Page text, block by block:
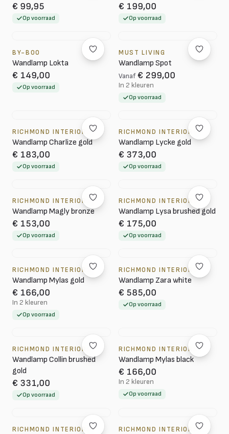
€ 99,95
Op voorraad
€ 199,00
Op voorraad
BY-BOO
Wandlamp Lokta
€ 149,00
Op voorraad
MUST LIVING
Wandlamp Spot
Vanaf € 299,00
In 2 kleuren
Op voorraad
RICHMOND INTERIORS
Wandlamp Charlize gold
€ 183,00
Op voorraad
RICHMOND INTERIORS
Wandlamp Lycke gold
€ 373,00
Op voorraad
RICHMOND INTERIORS
Wandlamp Magly bronze
€ 153,00
Op voorraad
RICHMOND INTERIORS
Wandlamp Lysa brushed gold
€ 175,00
Op voorraad
RICHMOND INTERIORS
Wandlamp Mylas gold
€ 166,00
In 2 kleuren
Op voorraad
RICHMOND INTERIORS
Wandlamp Zara white
€ 585,00
Op voorraad
RICHMOND INTERIORS
Wandlamp Collin brushed
gold
€ 331,00
Op voorraad
RICHMOND INTERIORS
Wandlamp Mylas black
€ 166,00
In 2 kleuren
Op voorraad
RICHMOND INTERIORS RICHMOND INTERIORS